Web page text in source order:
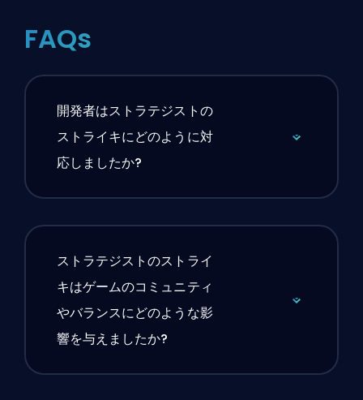
FAQs
開発者はストラテジストの
ストライキにどのように対
応しましたか?
ストラテジストのストライ
キはゲームのコミュニティ
やバランスにどのような影
響を与えましたか?